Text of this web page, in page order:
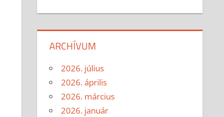
ARCHÍVUM
2026. július
2026. április
2026. március
2026. január